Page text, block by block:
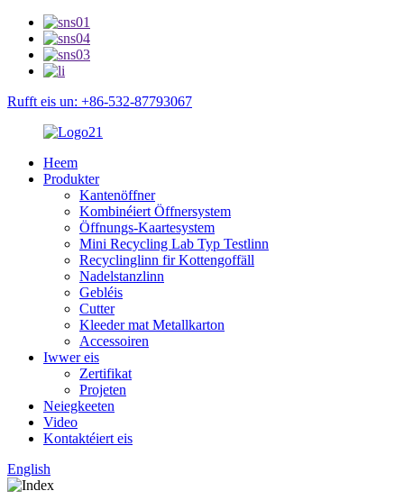
Rufft eis un: +86-532-87793067
Heem
Produkter
Kantenöffner
Kombinéiert Öffnersystem
Öffnungs-Kaartesystem
Mini Recycling Lab Typ Testlinn
Recyclinglinn fir Kottengoffäll
Nadelstanzlinn
Gebléis
Cutter
Kleeder mat Metallkarton
Accessoiren
Iwwer eis
Zertifikat
Projeten
Neiegkeeten
Video
Kontaktéiert eis
English